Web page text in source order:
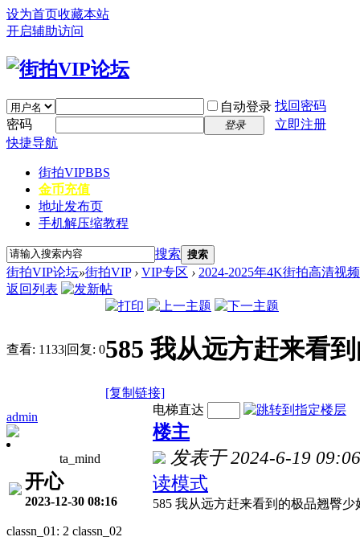
设为首页收藏本站
开启辅助访问
自动登录 找回密码
密码
登录
立即注册
快捷导航
街拍VIPBBS
金币充值
地址发布页
手机解压缩教程
搜索 搜索
街拍VIP论坛»街拍VIP › VIP专区 › 2024-2025年4K街拍高清视
返回列表
查看: 1133|回复: 0585 我从远方赶来看
[复制链接]
admin
ta_mind
开心
2023-12-30 08:16
classn_01: 2 classn_02
电梯直达
楼主
发表于 2024-6-19
读模式
585 我从远方赶来看到的极品翘臀少